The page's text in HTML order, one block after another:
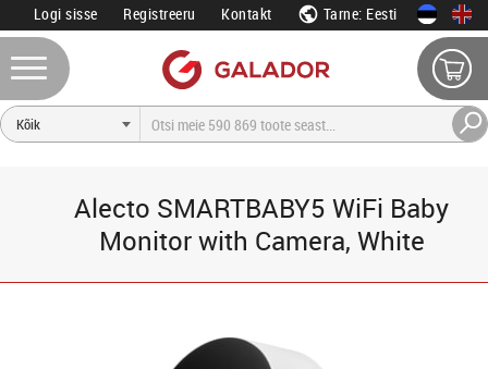
Logi sisse Registreeru Kontakt Tarne: Eesti
Alecto SMARTBABY5 WiFi Baby
Monitor with Camera, White